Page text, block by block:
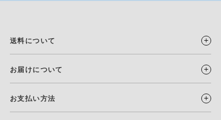
送料について
お届けについて
お支払い方法